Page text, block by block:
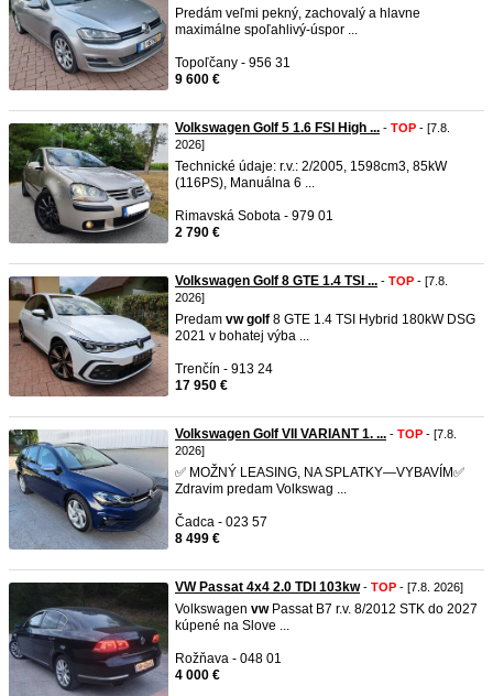
Predám veľmi pekný, zachovalý a hlavne
maximálne spoľahlivý-úspor ...
Topoľčany - 956 31
9 600 €
Volkswagen Golf 5 1.6 FSI High ... - TOP - [7.8.
2026]
Technické údaje: r.v.: 2/2005, 1598cm3, 85kW
(116PS), Manuálna 6 ...
Rimavská Sobota - 979 01
2 790 €
Volkswagen Golf 8 GTE 1.4 TSI ... - TOP - [7.8.
2026]
Predam vw golf 8 GTE 1.4 TSI Hybrid 180kW DSG
2021 v bohatej výba ...
Trenčín - 913 24
17 950 €
Volkswagen Golf VII VARIANT 1. ... - TOP - [7.8.
2026]
✅ MOŽNÝ LEASING, NA SPLATKY—VYBAVÍM✅
Zdravim predam Volkswag ...
Čadca - 023 57
8 499 €
VW Passat 4x4 2.0 TDI 103kw- TOP - [7.8. 2026]
Volkswagen vwPassat B7 r.v. 8/2012 STK do 2027
kúpené na Slove ...
Rožňava - 048 01
4 000 €